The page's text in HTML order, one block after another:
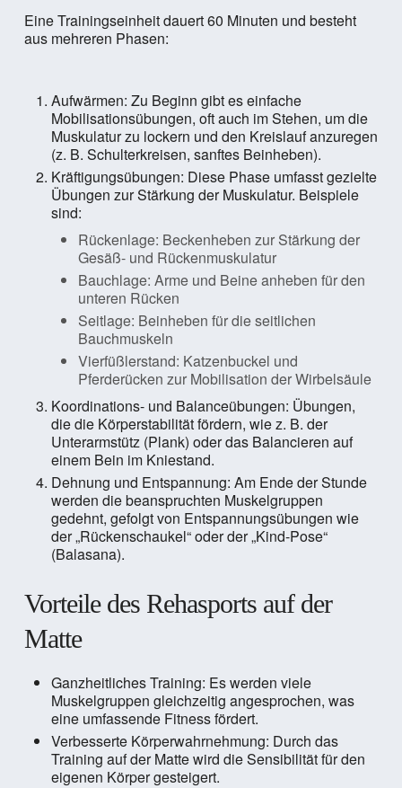
Eine Trainingseinheit dauert 60 Minuten und besteht
aus mehreren Phasen:
Aufwärmen: Zu Beginn gibt es einfache
Mobilisationsübungen, oft auch im Stehen, um die
Muskulatur zu lockern und den Kreislauf anzuregen
(z. B. Schulterkreisen, sanftes Beinheben).
Kräftigungsübungen: Diese Phase umfasst gezielte
Übungen zur Stärkung der Muskulatur. Beispiele
sind:
Rückenlage: Beckenheben zur Stärkung der
Gesäß- und Rückenmuskulatur
Bauchlage: Arme und Beine anheben für den
unteren Rücken
Seitlage: Beinheben für die seitlichen
Bauchmuskeln
Vierfüßlerstand: Katzenbuckel und
Pferderücken zur Mobilisation der Wirbelsäule
Koordinations- und Balanceübungen: Übungen,
die die Körperstabilität fördern, wie z. B. der
Unterarmstütz (Plank) oder das Balancieren auf
einem Bein im Kniestand.
Dehnung und Entspannung: Am Ende der Stunde
werden die beanspruchten Muskelgruppen
gedehnt, gefolgt von Entspannungsübungen wie
der „Rückenschaukel“ oder der „Kind-Pose“
(Balasana).
Vorteile des Rehasports auf der
Matte
Ganzheitliches Training: Es werden viele
Muskelgruppen gleichzeitig angesprochen, was
eine umfassende Fitness fördert.
Verbesserte Körperwahrnehmung: Durch das
Training auf der Matte wird die Sensibilität für den
eigenen Körper gesteigert.